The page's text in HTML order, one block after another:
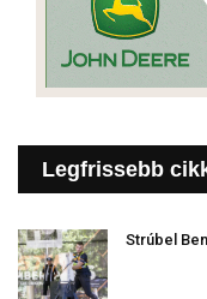
Legfrissebb
Strúbel